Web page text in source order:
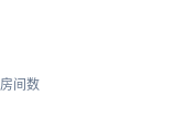
房间数